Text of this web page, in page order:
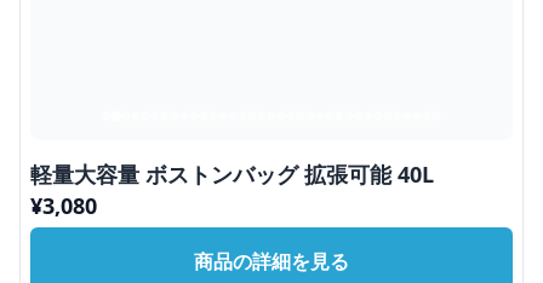
軽量大容量 ボストンバッグ 拡張可能 40L
¥3,080
商品の詳細を見る